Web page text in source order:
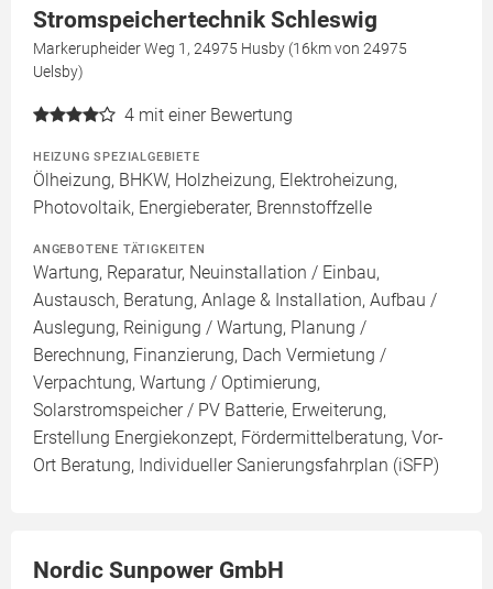
Stromspeichertechnik Schleswig
Markerupheider Weg 1, 24975 Husby (16km von 24975
Uelsby)
4 mit einer Bewertung
HEIZUNG SPEZIALGEBIETE
Ölheizung, BHKW, Holzheizung, Elektroheizung,
Photovoltaik, Energieberater, Brennstoffzelle
ANGEBOTENE TÄTIGKEITEN
Wartung, Reparatur, Neuinstallation / Einbau,
Austausch, Beratung, Anlage & Installation, Aufbau /
Auslegung, Reinigung / Wartung, Planung /
Berechnung, Finanzierung, Dach Vermietung /
Verpachtung, Wartung / Optimierung,
Solarstromspeicher / PV Batterie, Erweiterung,
Erstellung Energiekonzept, Fördermittelberatung, Vor-
Ort Beratung, Individueller Sanierungsfahrplan (iSFP)
Nordic Sunpower GmbH